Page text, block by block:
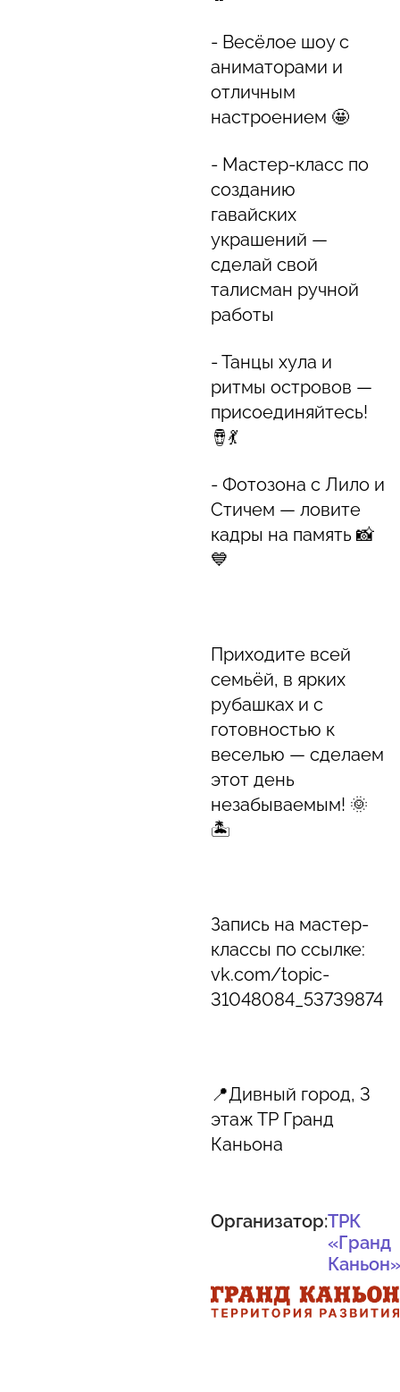
- Весёлое шоу с
аниматорами и
отличным
настроением 🤩
- Мастер-класс по
созданию
гавайских
украшений —
сделай свой
талисман ручной
работы
- Танцы хула и
ритмы островов —
присоединяйтесь!
🪘💃
- Фотозона с Лило и
Стичем — ловите
кадры на память 📸
💙
Приходите всей
семьёй, в ярких
рубашках и с
готовностью к
веселью — сделаем
этот день
незабываемым! 🌞
🏝️
Запись на мастер-
классы по ссылке:
vk.com/topic-
31048084_53739874
📍Дивный город, 3
этаж ТР Гранд
Каньона
Организатор:ТРК
«Гранд
Каньон»